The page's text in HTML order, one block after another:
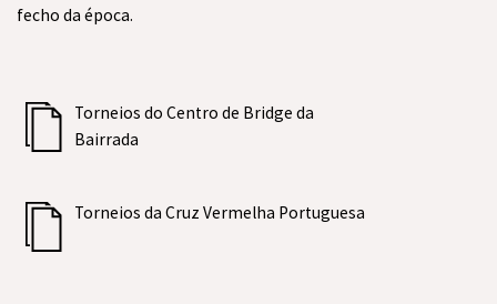
fecho da época.
Torneios do Centro de Bridge da
Bairrada
Torneios da Cruz Vermelha Portuguesa